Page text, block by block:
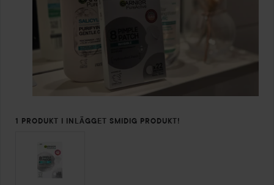
1 PRODUKT I INLÄGGET SMIDIG PRODUKT!